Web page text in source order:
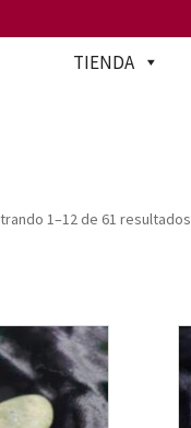
TIENDA
1–12 de 61 resultados